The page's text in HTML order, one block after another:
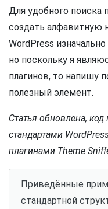
Для удобного поиска
создать алфавитную
WordPress
но поскольку я
плагинов, то напишу
полезный элемент.
Статья обновлена, код
стандартами
плагинами Theme
Приведённые
стандартной